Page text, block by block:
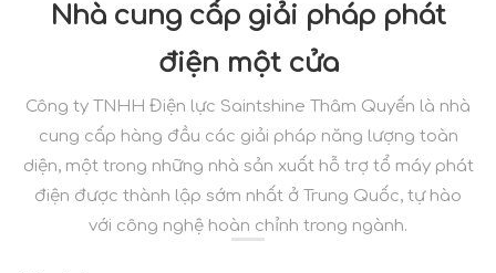
Nhà cung cấp giải pháp phát
điện một cửa
Công ty TNHH Điện lực Saintshine Thâm Quyến là nhà
cung cấp hàng đầu các giải pháp năng lượng toàn
diện, một trong những nhà sản xuất hỗ trợ tổ máy phát
điện được thành lập sớm nhất ở Trung Quốc, tự hào
với công nghệ hoàn chỉnh trong ngành.